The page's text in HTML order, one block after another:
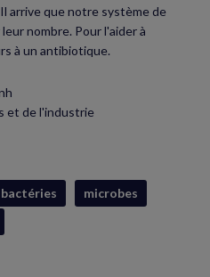
arrive que notre système de
nombre. Pour l'aider à
à un antibiotique.
et de l'industrie
bactéries
microbes